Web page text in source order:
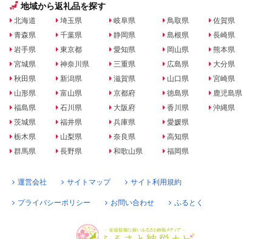
地域から返礼品を探す
北海道
青森県
岩手県
宮城県
秋田県
山形県
福島県
茨城県
栃木県
群馬県
埼玉県
千葉県
東京都
神奈川県
新潟県
富山県
石川県
福井県
山梨県
長野県
岐阜県
静岡県
愛知県
三重県
滋賀県
京都府
大阪府
兵庫県
奈良県
和歌山県
鳥取県
島根県
岡山県
広島県
山口県
徳島県
香川県
愛媛県
高知県
福岡県
佐賀県
長崎県
熊本県
大分県
宮崎県
鹿児島県
沖縄県
運営会社 サイトマップ サイト利用規約
プライバシーポリシー お問い合わせ ふるとく